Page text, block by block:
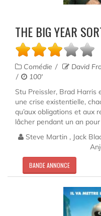
THE BIG YEAR
Comédie David
100'
Stu Preissler, Brad Harris
une crise existentielle,
qu’aux obligations et aux
lâcher pendant un an pour
Steve Martin , Jack
BANDE ANNONCE